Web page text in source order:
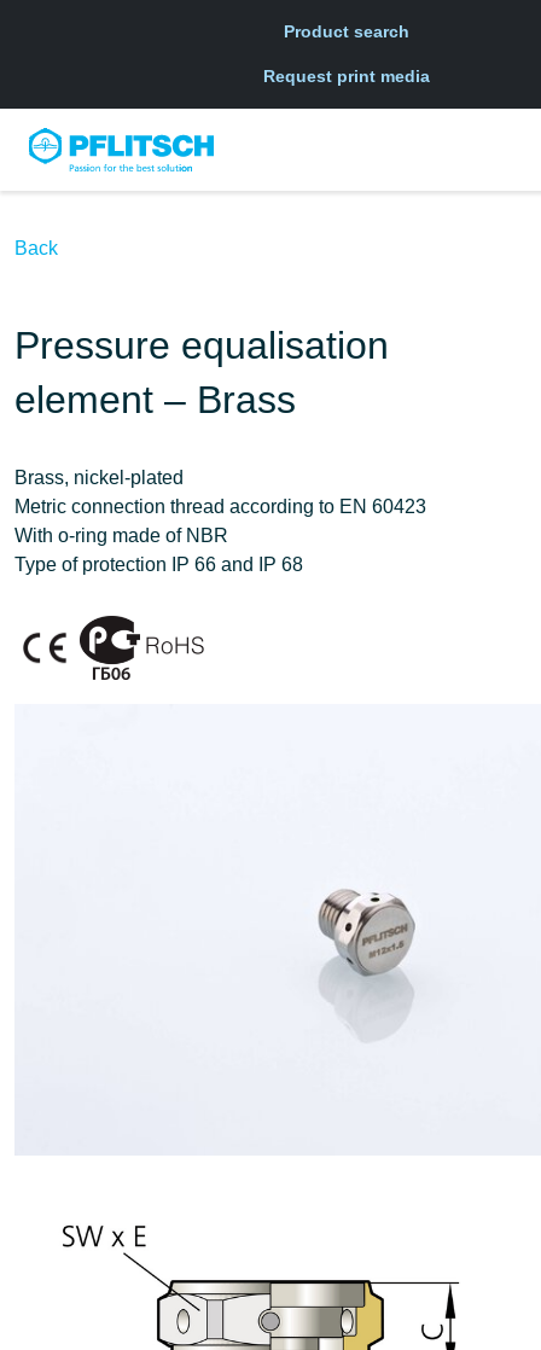
Product search
Request print media
Back
Pressure equalisation
element – Brass
Brass, nickel-plated
Metric connection thread according to EN 60423
With o-ring made of NBR
Type of protection IP 66 and IP 68